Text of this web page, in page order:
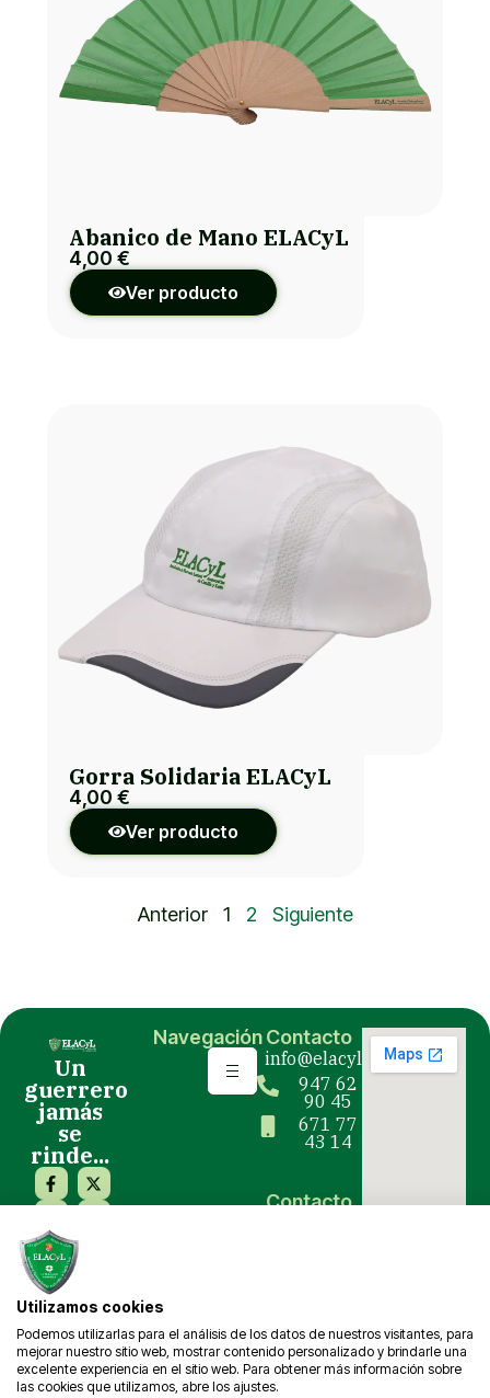
Abanico de Mano ELACyL
4,00 €
Ver producto
Gorra Solidaria ELACyL
4,00 €
Ver producto
Anterior 1 2 Siguiente
Un
guerrero
jamás
se
rinde...
NavegaciónContacto
info@elacyl.org
947 62
90 45
671 77
43 14
Contacto
Utilizamos cookies
Podemos utilizarlas para el análisis de los datos de nuestros visitantes, para
mejorar nuestro sitio web, mostrar contenido personalizado y brindarle una
excelente experiencia en el sitio web. Para obtener más información sobre
las cookies que utilizamos, abre los ajustes.